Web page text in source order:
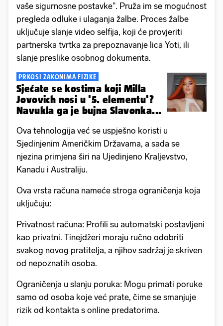
vaše sigurnosne postavke". Pruža im se mogućnost
pregleda odluke i ulaganja žalbe. Proces žalbe
uključuje slanje video selfija, koji će provjeriti
partnerska tvrtka za prepoznavanje lica Yoti, ili
slanje preslike osobnog dokumenta.
PRKOSI ZAKONIMA FIZIKE
Sjećate se kostima koji Milla
Jovovich nosi u '5. elementu'?
Navukla ga je bujna Slavonka...
Ova tehnologija već se uspješno koristi u
Sjedinjenim Američkim Državama, a sada se
njezina primjena širi na Ujedinjeno Kraljevstvo,
Kanadu i Australiju.
Ova vrsta računa nameće stroga ograničenja koja
uključuju:
Privatnost računa: Profili su automatski postavljeni
kao privatni. Tinejdžeri moraju ručno odobriti
svakog novog pratitelja, a njihov sadržaj je skriven
od nepoznatih osoba.
Ograničenja u slanju poruka: Mogu primati poruke
samo od osoba koje već prate, čime se smanjuje
rizik od kontakta s online predatorima.